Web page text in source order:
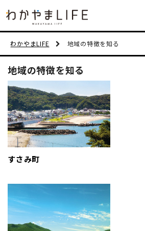
イベント情報
人に会う
しごと
住まい
動画
わかやまLIFE 地域の特徴を知る
地域の特徴を知る
すさみ町